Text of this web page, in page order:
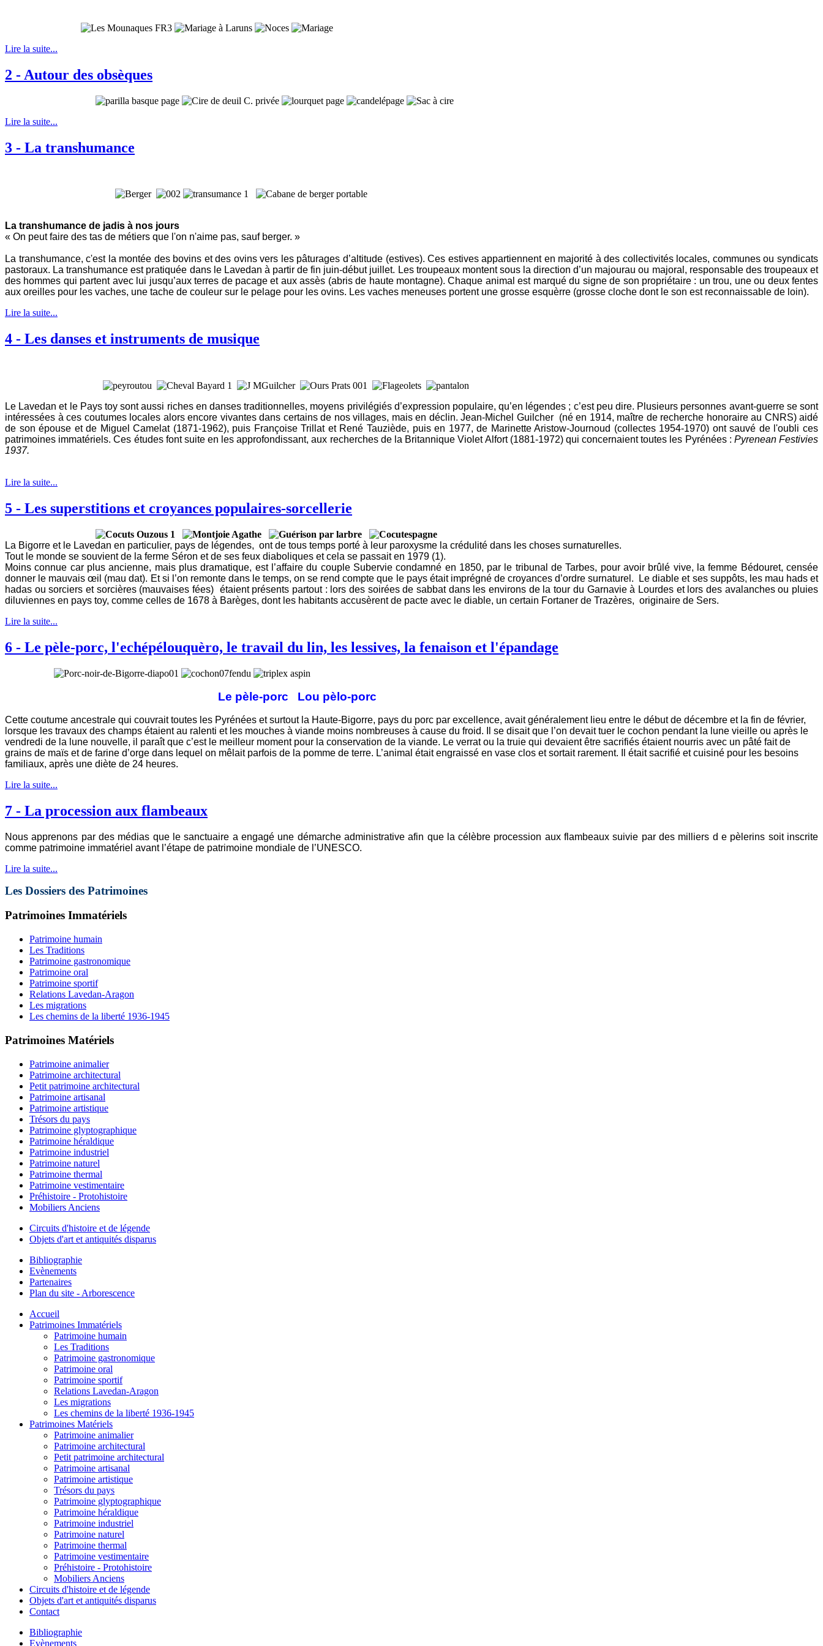
Lire la suite...
2 - Autour des obsèques
Lire la suite...
3 - La transhumance
La transhumance de jadis à nos jours
« On peut faire des tas de métiers que l'on n'aime pas, sauf berger. »
La transhumance, c'est la montée des bovins et des ovins vers les pâturages d’altitude (estives). Ces estives appartiennent en majorité à des collectivités locales, communes ou syndicats
pastoraux. La transhumance est pratiquée dans le Lavedan à partir de fin juin-début juillet. Les troupeaux montent sous la direction d’un majourau ou majoral, responsable des troupeaux et
des hommes qui partent avec lui jusqu’aux terres de pacage et aux assès (abris de haute montagne). Chaque animal est marqué du signe de son propriétaire : un trou, une ou deux fentes
aux oreilles pour les vaches, une tache de couleur sur le pelage pour les ovins. Les vaches meneuses portent une grosse esquèrre (grosse cloche dont le son est reconnaissable de loin).
Lire la suite...
4 - Les danses et instruments de musique
Le Lavedan et le Pays toy sont aussi riches en danses traditionnelles, moyens privilégiés d’expression populaire, qu’en légendes ; c’est peu dire. Plusieurs personnes avant-guerre se sont
intéressées à ces coutumes locales alors encore vivantes dans certains de nos villages, mais en déclin. Jean-Michel Guilcher (né en 1914, maître de recherche honoraire au CNRS) aidé
de son épouse et de Miguel Camelat (1871-1962), puis Françoise Trillat et René Tauziède, puis en 1977, de Marinette Aristow-Journoud (collectes 1954-1970) ont sauvé de l'oubli ces
patrimoines immatériels. Ces études font suite en les approfondissant, aux recherches de la Britannique Violet Alfort (1881-1972) qui concernaient toutes les Pyrénées : Pyrenean Festivies
1937.
Lire la suite...
5 - Les superstitions et croyances populaires-sorcellerie
La Bigorre et le Lavedan en particulier, pays de légendes, ont de tous temps porté à leur paroxysme la crédulité dans les choses surnaturelles.
Tout le monde se souvient de la ferme Séron et de ses feux diaboliques et cela se passait en 1979 (1).
Moins connue car plus ancienne, mais plus dramatique, est l’affaire du couple Subervie condamné en 1850, par le tribunal de Tarbes, pour avoir brûlé vive, la femme Bédouret, censée
donner le mauvais œil (mau dat). Et si l’on remonte dans le temps, on se rend compte que le pays était imprégné de croyances d’ordre surnaturel. Le diable et ses suppôts, les mau hads et
hadas ou sorciers et sorcières (mauvaises fées) étaient présents partout : lors des soirées de sabbat dans les environs de la tour du Garnavie à Lourdes et lors des avalanches ou pluies
diluviennes en pays toy, comme celles de 1678 à Barèges, dont les habitants accusèrent de pacte avec le diable, un certain Fortaner de Trazères, originaire de Sers.
Lire la suite...
6 - Le pèle-porc, l'echépélouquèro, le travail du lin, les lessives, la fenaison et l'épandage
Le pèle-porc Lou pèlo-porc
Cette coutume ancestrale qui couvrait toutes les Pyrénées et surtout la Haute-Bigorre, pays du porc par excellence, avait généralement lieu entre le début de décembre et la fin de février,
lorsque les travaux des champs étaient au ralenti et les mouches à viande moins nombreuses à cause du froid. Il se disait que l’on devait tuer le cochon pendant la lune vieille ou après le
vendredi de la lune nouvelle, il paraît que c’est le meilleur moment pour la conservation de la viande. Le verrat ou la truie qui devaient être sacrifiés étaient nourris avec un pâté fait de
grains de maïs et de farine d’orge dans lequel on mêlait parfois de la pomme de terre. L’animal était engraissé en vase clos et sortait rarement. Il était sacrifié et cuisiné pour les besoins
familiaux, après une diète de 24 heures.
Lire la suite...
7 - La procession aux flambeaux
Nous apprenons par des médias que le sanctuaire a engagé une démarche administrative afin que la célèbre procession aux flambeaux suivie par des milliers d e pèlerins soit inscrite
comme patrimoine immatériel avant l’étape de patrimoine mondiale de l’UNESCO.
Lire la suite...
Les Dossiers des Patrimoines
Patrimoines Immatériels
Patrimoine humain
Les Traditions
Patrimoine gastronomique
Patrimoine oral
Patrimoine sportif
Relations Lavedan-Aragon
Les migrations
Les chemins de la liberté 1936-1945
Patrimoines Matériels
Patrimoine animalier
Patrimoine architectural
Petit patrimoine architectural
Patrimoine artisanal
Patrimoine artistique
Trésors du pays
Patrimoine glyptographique
Patrimoine héraldique
Patrimoine industriel
Patrimoine naturel
Patrimoine thermal
Patrimoine vestimentaire
Préhistoire - Protohistoire
Mobiliers Anciens
Circuits d'histoire et de légende
Objets d'art et antiquités disparus
Bibliographie
Evènements
Partenaires
Plan du site - Arborescence
Accueil
Patrimoines Immatériels
Patrimoine humain
Les Traditions
Patrimoine gastronomique
Patrimoine oral
Patrimoine sportif
Relations Lavedan-Aragon
Les migrations
Les chemins de la liberté 1936-1945
Patrimoines Matériels
Patrimoine animalier
Patrimoine architectural
Petit patrimoine architectural
Patrimoine artisanal
Patrimoine artistique
Trésors du pays
Patrimoine glyptographique
Patrimoine héraldique
Patrimoine industriel
Patrimoine naturel
Patrimoine thermal
Patrimoine vestimentaire
Préhistoire - Protohistoire
Mobiliers Anciens
Circuits d'histoire et de légende
Objets d'art et antiquités disparus
Contact
Bibliographie
Evènements